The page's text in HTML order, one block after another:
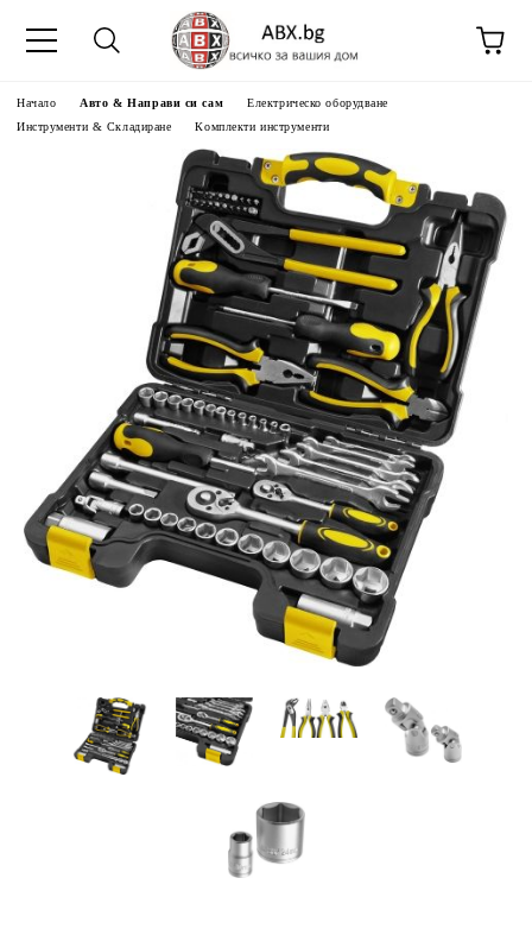
Начало Авто & Направи си сам
Електрическо оборудване
Инструменти & Складиране
Комплекти инструменти